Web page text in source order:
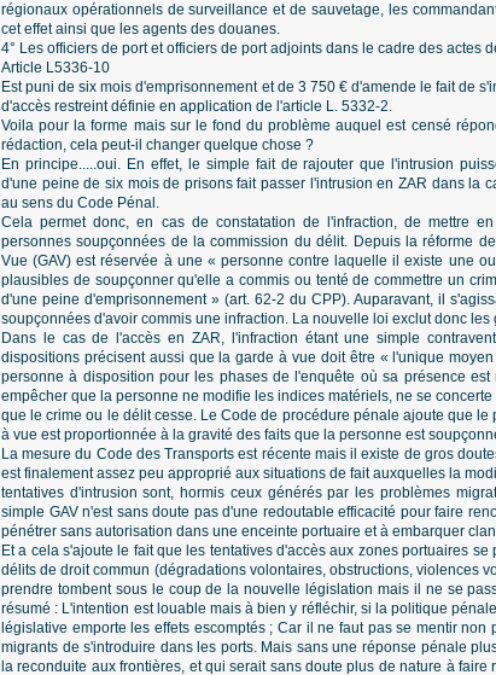
régionaux opérationnels de surveillance et de sauvetage, les
cet effet ainsi que les agents des douanes.
4° Les officiers de port et officiers de port adjoints dans le cadre des actes
Article L5336-10
Est puni de six mois d'emprisonnement et de 3 750 € d'amende le fait de
d'accès restreint définie en application de l'article L. 5332-2.
Voila pour la forme mais sur le fond du problème auquel est censé
rédaction, cela peut-il changer quelque chose ?
En principe.....oui. En effet, le simple fait de rajouter que l'intrusion
d'une peine de six mois de prisons fait passer l'intrusion en ZAR dans la
au sens du Code Pénal.
Cela permet donc, en cas de constatation de l'infraction, de mettre
personnes soupçonnées de la commission du délit. Depuis la réforme
Vue (GAV) est réservée à une « personne contre laquelle il existe une
plausibles de soupçonner qu'elle a commis ou tenté de commettre un
d'une peine d'emprisonnement » (art. 62-2 du CPP). Auparavant, il
soupçonnées d'avoir commis une infraction. La nouvelle loi exclut donc
Dans le cas de l'accès en ZAR, l'infraction étant une simple
dispositions précisent aussi que la garde à vue doit être « l'unique
personne à disposition pour les phases de l'enquête où sa présence
empêcher que la personne ne modifie les indices matériels, ne se
que le crime ou le délit cesse. Le Code de procédure pénale ajoute que
à vue est proportionnée à la gravité des faits que la personne est
La mesure du Code des Transports est récente mais il existe de gros
est finalement assez peu approprié aux situations de fait auxquelles la
tentatives d'intrusion sont, hormis ceux générés par les problèmes
simple GAV n'est sans doute pas d'une redoutable efficacité pour faire
pénétrer sans autorisation dans une enceinte portuaire et à embarquer
Et a cela s'ajoute le fait que les tentatives d'accès aux zones portuaires
délits de droit commun (dégradations volontaires, obstructions, violences
prendre tombent sous le coup de la nouvelle législation mais il ne se
résumé : L'intention est louable mais à bien y réfléchir, si la politique
législative emporte les effets escomptés ; Car il ne faut pas se mentir
migrants de s'introduire dans les ports. Mais sans une réponse pénale
la reconduite aux frontières, et qui serait sans doute plus de nature à